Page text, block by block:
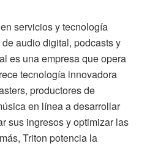
servicios y tecnología
audio digital, podcasts y
es una empresa que opera
tecnología innovadora
productores de
en línea a desarrollar
sus ingresos y optimizar las
Triton potencia la